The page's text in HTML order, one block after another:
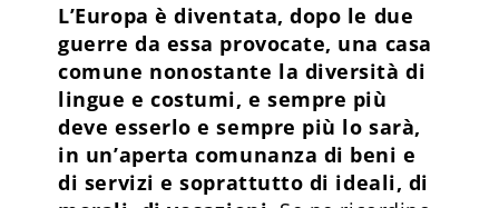
L’Europa è diventata, dopo le due
guerre da essa provocate, una casa
comune nonostante la diversità di
lingue e costumi, e sempre più
deve esserlo e sempre più lo sarà,
in un’aperta comunanza di beni e
di servizi e soprattutto di ideali, di